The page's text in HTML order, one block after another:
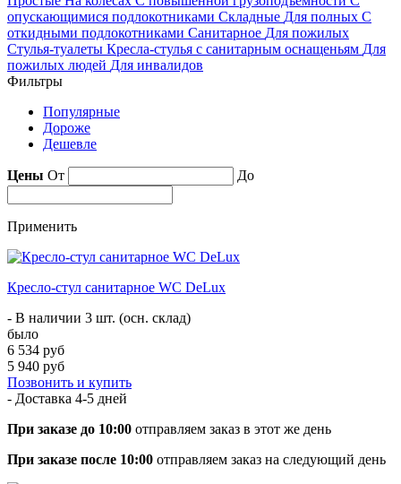
опускающимися подлокотниками Складные Для полных С
откидными подлокотниками Санитарное Для пожилых
Стулья-туалеты Кресла-стулья с санитарным оснащеньям Для
пожилых людей Для инвалидов
Фильтры
Популярные
Дороже
Дешевле
Цены От До
Применить
Кресло-стул санитарное WC DeLux
- В наличии 3 шт. (осн. склад)
было
6 534 руб
5 940 руб
Позвонить и купить
- Доставка 4-5 дней
При заказе до 10:00 отправляем заказ в этот же день
При заказе после 10:00 отправляем заказ на следующий день